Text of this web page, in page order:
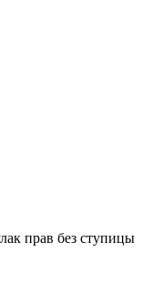
прав без ступицы